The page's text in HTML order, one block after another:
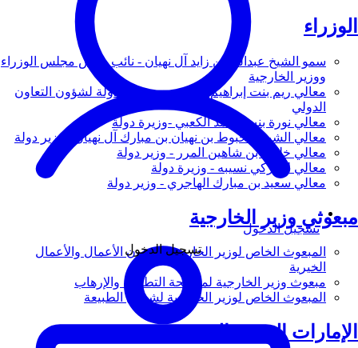
الوزراء
سمو الشيخ عبدالله بن زايد آل نهيان - نائب رئيس مجلس الوزراء
ووزير الخارجية
معالي ريم بنت إبراهيم الهاشمي - وزيرة دولة لشؤون التعاون
الدولي
معالي نورة بنت محمد الكعبي -وزيرة دولة
معالي الشيخ شخبوط بن نهيان بن مبارك آل نهيان - وزير دولة
معالي خليفة بن شاهين المرر - وزير دولة
معالي لانا زكي نسيبه - وزيرة دولة
معالي سعيد بن مبارك الهاجري - وزير دولة
مبعوثي وزير الخارجية
المبعوث الخاص لوزير الخارجية لشؤون الأعمال والأعمال
الخيرية
مبعوث وزير الخارجية لمكافحة التطرف والإرهاب
المبعوث الخاص لوزير الخارجية لشؤون الطبيعة
الإمارات العربية المتحدة
تسجيل الدخول
تسجيل الدخول